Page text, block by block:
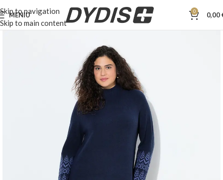
Skip to navigation
Skip to main content
MENIU 0 0,00